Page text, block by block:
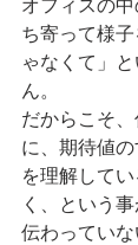
オフィスの
ち寄って様
ゃなくて」
ん。
だからこそ
に、期待値
を理解して
く、という事
伝わってい